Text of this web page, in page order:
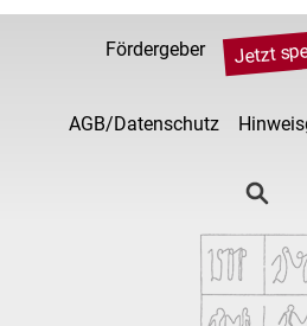
Fördergeber Jetzt
AGB/Datenschutz